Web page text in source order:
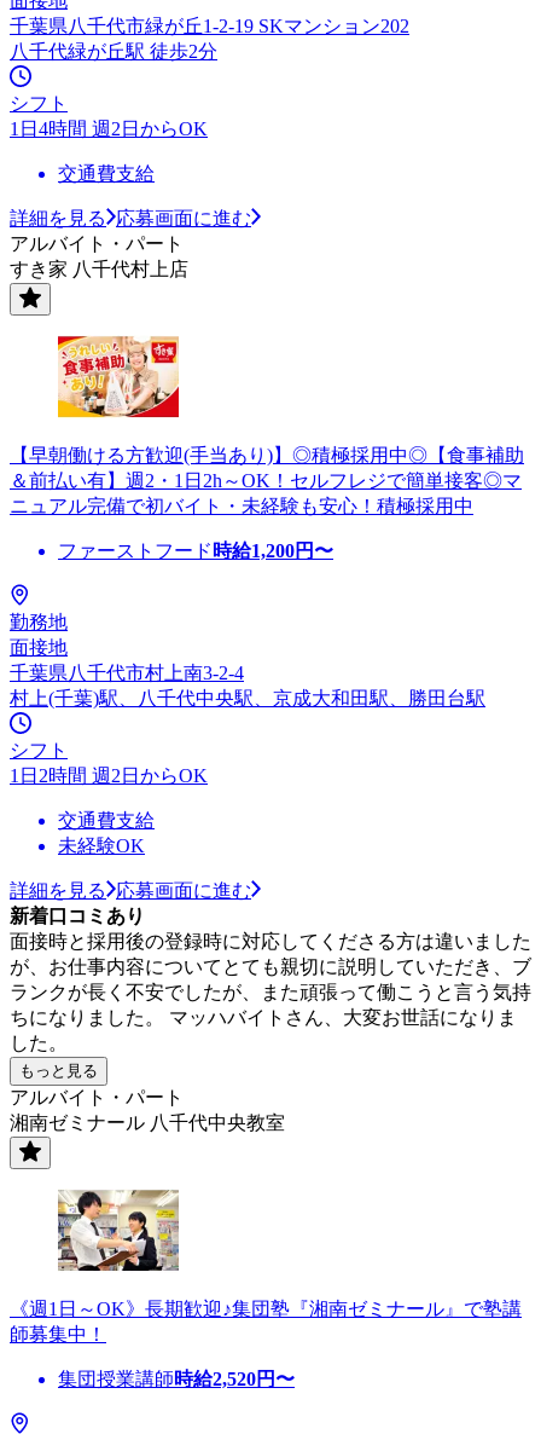
千葉県八千代市緑が丘1-2-19 SKマンション202
八千代緑が丘駅 徒歩2分
シフト
1日4時間 週2日からOK
交通費支給
詳細を見る
応募画面に進む
アルバイト・パート
すき家 八千代村上店
【早朝働ける方歓迎(手当あり)】◎積極採用中◎【食事補助
＆前払い有】週2・1日2h～OK！セルフレジで簡単接客◎マ
ニュアル完備で初バイト・未経験も安心！積極採用中
ファーストフード 時給1,200円〜
勤務地
面接地
千葉県八千代市村上南3-2-4
村上(千葉)駅、八千代中央駅、京成大和田駅、勝田台駅
シフト
1日2時間 週2日からOK
交通費支給
未経験OK
詳細を見る
応募画面に進む
新着口コミあり
面接時と採用後の登録時に対応してくださる方は違いました
が、お仕事内容についてとても親切に説明していただき、ブ
ランクが長く不安でしたが、また頑張って働こうと言う気持
ちになりました。 マッハバイトさん、大変お世話になりま
した。
もっと見る
アルバイト・パート
湘南ゼミナール 八千代中央教室
《週1日～OK》長期歓迎♪集団塾『湘南ゼミナール』で塾講
師募集中！
集団授業講師時給2,520円〜